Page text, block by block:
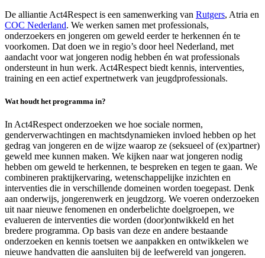
De alliantie Act4Respect is een samenwerking van Rutgers, Atria en
COC Nederland. We werken samen met professionals,
onderzoekers en jongeren om geweld eerder te herkennen én te
voorkomen. Dat doen we in regio’s door heel Nederland, met
aandacht voor wat jongeren nodig hebben én wat professionals
ondersteunt in hun werk. Act4Respect biedt kennis, interventies,
training en een actief expertnetwerk van jeugdprofessionals.
Wat houdt het programma in?
In Act4Respect onderzoeken we hoe sociale normen,
genderverwachtingen en machtsdynamieken invloed hebben op het
gedrag van jongeren en de wijze waarop ze (seksueel of (ex)partner)
geweld mee kunnen maken. We kijken naar wat jongeren nodig
hebben om geweld te herkennen, te bespreken en tegen te gaan. We
combineren praktijkervaring, wetenschappelijke inzichten en
interventies die in verschillende domeinen worden toegepast. Denk
aan onderwijs, jongerenwerk en jeugdzorg. We voeren onderzoeken
uit naar nieuwe fenomenen en onderbelichte doelgroepen, we
evalueren de interventies die worden (door)ontwikkeld en het
bredere programma. Op basis van deze en andere bestaande
onderzoeken en kennis toetsen we aanpakken en ontwikkelen we
nieuwe handvatten die aansluiten bij de leefwereld van jongeren.